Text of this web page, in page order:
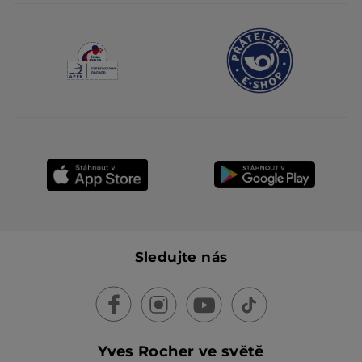
Sledujte nás
Yves Rocher ve světě